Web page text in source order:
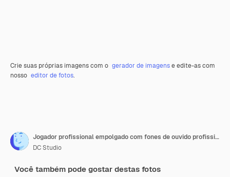
Crie suas próprias imagens com o gerador de imagense edite-as com
nosso editor de fotos.
Jogador profissional empolgado com fones de ouvido profissionais fazendo gestos de vencedor enquanto joga videogames de tiro espacial
DC Studio
Você também pode gostar destas fotos